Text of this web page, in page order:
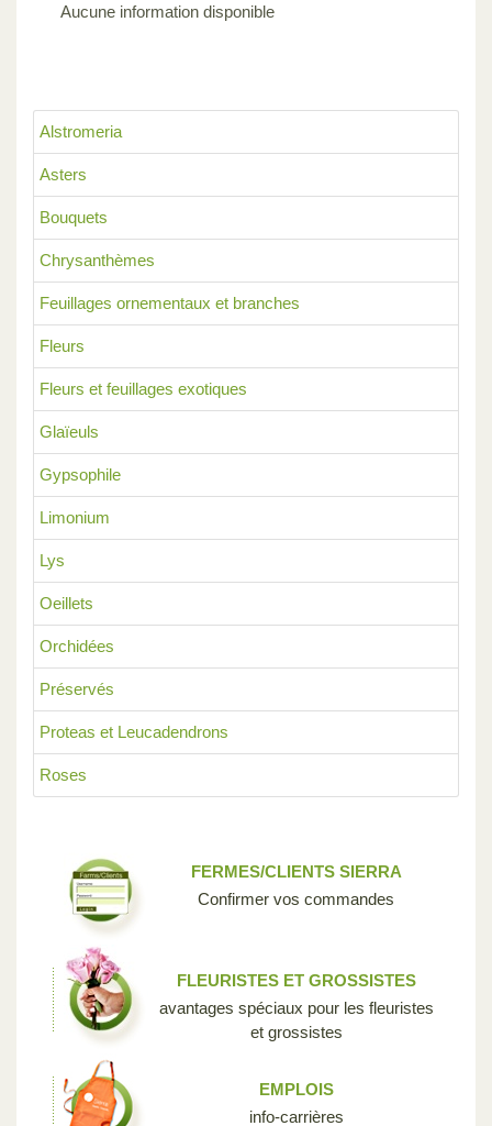
Alstromeria
Asters
Bouquets
Chrysanthèmes
Feuillages ornementaux et branches
Fleurs
Fleurs et feuillages exotiques
Glaïeuls
Gypsophile
Limonium
Lys
Oeillets
Orchidées
Préservés
Proteas et Leucadendrons
Roses
Aucune information disponible
FERMES/CLIENTS SIERRA
Confirmer vos commandes
FLEURISTES ET GROSSISTES
avantages spéciaux pour les fleuristes
et grossistes
EMPLOIS
info-carrières